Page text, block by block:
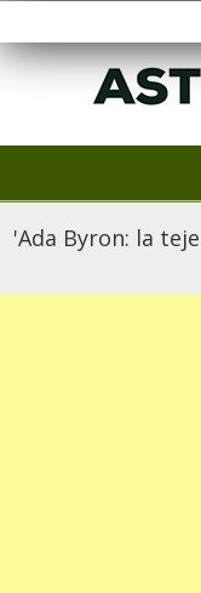
'Ada Byron: la